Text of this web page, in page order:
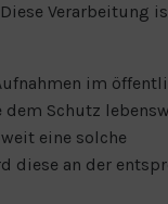
Verarbeitung
im
dem Schutz
eine solche
diese an der